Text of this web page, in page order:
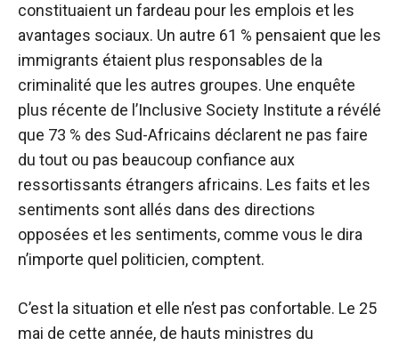
constituaient un fardeau pour les emplois et les
avantages sociaux. Un autre 61 % pensaient que les
immigrants étaient plus responsables de la
criminalité que les autres groupes. Une enquête
plus récente de l’Inclusive Society Institute a révélé
que 73 % des Sud-Africains déclarent ne pas faire
du tout ou pas beaucoup confiance aux
ressortissants étrangers africains. Les faits et les
sentiments sont allés dans des directions
opposées et les sentiments, comme vous le dira
n’importe quel politicien, comptent.
C’est la situation et elle n’est pas confortable. Le 25
mai de cette année, de hauts ministres du